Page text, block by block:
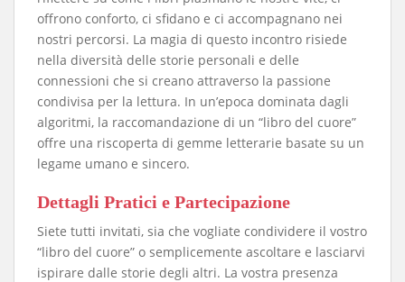
offrono conforto, ci sfidano e ci accompagnano nei
nostri percorsi. La magia di questo incontro risiede
nella diversità delle storie personali e delle
connessioni che si creano attraverso la passione
condivisa per la lettura. In un’epoca dominata dagli
algoritmi, la raccomandazione di un “libro del cuore”
offre una riscoperta di gemme letterarie basate su un
legame umano e sincero.
​Dettagli Pratici e Partecipazione
​Siete tutti invitati, sia che vogliate condividere il vostro
“libro del cuore” o semplicemente ascoltare e lasciarvi
ispirare dalle storie degli altri. La vostra presenza